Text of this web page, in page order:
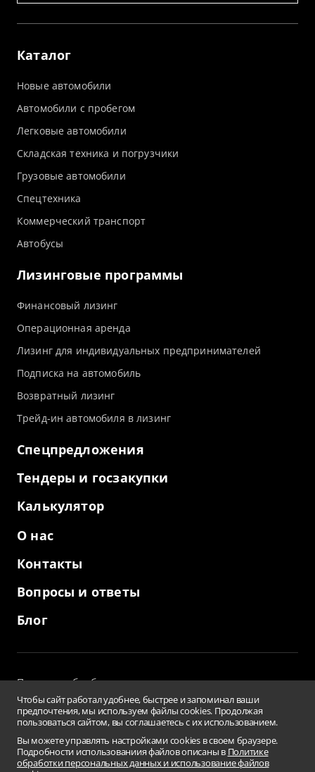
Каталог
Новые автомобили
Автомобили с пробегом
Легковые автомобили
Складская техника и погрузчики
Грузовые автомобили
Спецтехника
Коммерческий транспорт
Автобусы
Лизинговые программы
Финансовый лизинг
Операционная аренда
Лизинг для индивидуальных предпринимателей
Подписка на автомобиль
Возвратный лизинг
Трейд-ин автомобиля в лизинг
Спецпредложения
Тендеры и госзакупки
Калькулятор
О нас
Контакты
Вопросы и ответы
Блог
Политика обработки персональных данных
и использование файлов cookies
Пользовательское соглашение
Заверения и гарантии
Противодействие коррупции
Условия использования информации сайта
Сводная ведомость результатов проведения СОУТ
Чтобы сайт работал удобнее, быстрее и запоминал ваши
предпочтения, мы используем файлы cookies. Продолжая
пользоваться сайтом, вы соглашаетесь с их использованием.
Вы можете управлять настройками cookies в своем браузере.
Подробности использованиия файлов описаны в Политике
обработки персональных данных и использование файлов